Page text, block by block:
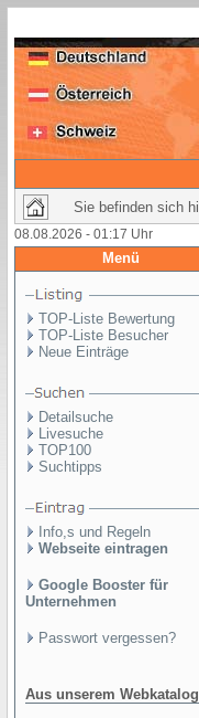
Sie befinden sich
08.08.2026 - 01:17 Uhr
Menü
TOP-Liste Bewertung
TOP-Liste Besucher
Neue Einträge
Detailsuche
Livesuche
TOP100
Suchtipps
Info,s und Regeln
Webseite eintragen
Google Booster für
Unternehmen
Passwort vergessen?
Aus unserem Webkatalog